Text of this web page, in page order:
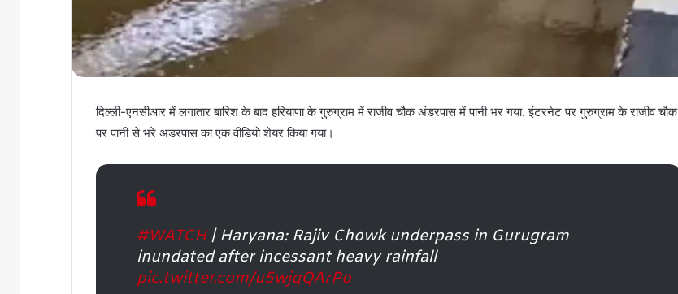
दिल्ली-एनसीआर में लगातार बारिश के बाद हरियाणा के गुरुग्राम में राजीव चौक अंडरपास में पानी भर गया. इंटरनेट पर गुरुग्राम के राजीव चौक
पर पानी से भरे अंडरपास का एक वीडियो शेयर किया गया।
#WATCH| Haryana: Rajiv Chowk underpass in Gurugram
inundated after incessant heavy rainfall
pic.twitter.com/u5wjqQArPo